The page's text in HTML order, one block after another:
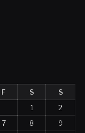
F S
S
1
2
7 8
9